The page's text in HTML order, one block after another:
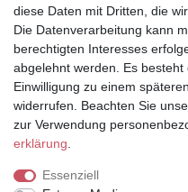
diese Daten mit Dritten, die
Die Datenverarbeitung kann
berechtigten Interesses
abgelehnt werden. Es
Einwilligung zu einem
widerrufen. Beachten Sie
zur Verwendung
erklärung
Essenziell